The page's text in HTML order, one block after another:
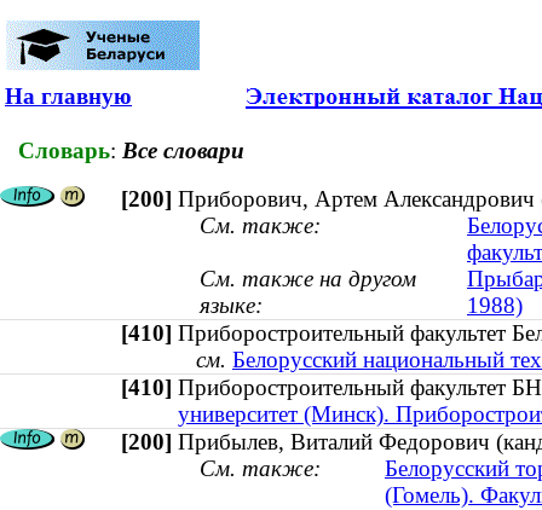
На главную
Словарь: Все словари
[200] Приборович, Артем Александрович
См. также:
См. также на другом
языке:
1988)
[410] Приборостроительный факультет
см. Белорусский национальный
[410] Приборостроительный
университет (Минск).
[200] Прибылев, Виталий Федорович
См. также:
Белорусский
(Гомель).